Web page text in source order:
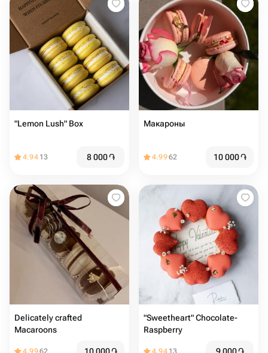
"Lemon Lush" Box
4.94 13 8 000֏
Макароны
4.9962 10 000֏
Delicately crafted
Macaroons
4.9962
"Sweetheart" Chocolate-
Raspberry
4.94 13